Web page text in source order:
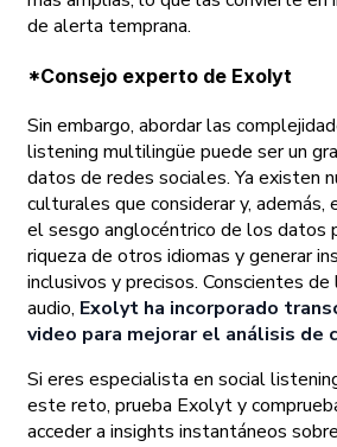
de alerta temprana.
*Consejo experto de Exolyt
Sin embargo, abordar las
listening multilingüe puede ser un
datos de redes sociales. Ya existen
culturales que considerar y, además,
el sesgo anglocéntrico de los datos
riqueza de otros idiomas y generar
inclusivos y precisos. Conscientes
audio, Exolyt ha incorporado
video para mejorar el análisis de
Si eres especialista en social
este reto, prueba Exolyt y
acceder a insights instantáneos